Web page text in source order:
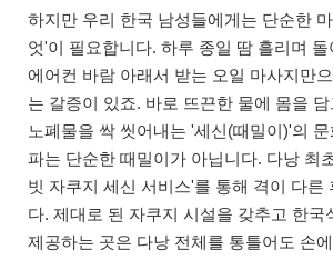
하지만 우리 한국 남성들에게는 단순한
엇'이 필요합니다. 하루 종일 땀 흘리며
에어컨 바람 아래서 받는 오일 마사지만
는 갈증이 있죠. 바로 뜨끈한 물에 몸을
노폐물을 싹 씻어내는 '세신(때밀이)'의
파는 단순한 때밀이가 아닙니다. 다낭 최
빗 자쿠지 세신 서비스'를 통해 격이 다른
다. 제대로 된 자쿠지 시설을 갖추고 한국
제공하는 곳은 다낭 전체를 통틀어도 손